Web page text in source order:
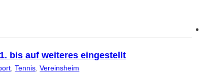
bis auf weiteres eingestellt
, Tennis , Vereinsheim